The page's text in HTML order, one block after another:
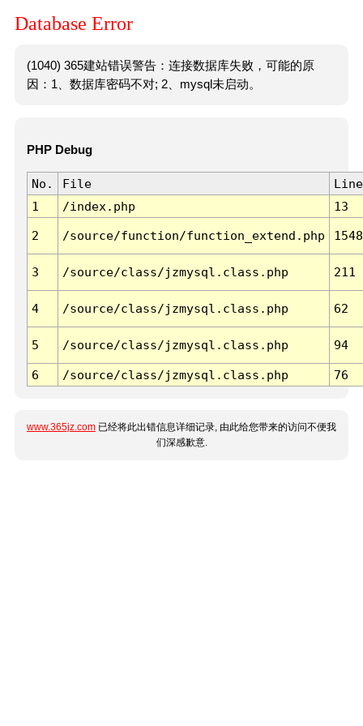
Database Error
(1040) 365建站错误警告：连接数据库失败，可能的原
因：1、数据库密码不对; 2、mysql未启动。
PHP Debug
No. File
Line
1
/index.php 13
2 /source/function/function_extend.php 1548
3 /source/class/jzmysql.class.php 211
4 /source/class/jzmysql.class.php 62
5 /source/class/jzmysql.class.php 94
6 /source/class/jzmysql.class.php 76
www.365jz.com 已经将此出错信息详细记录, 由此给您带来的访问不便我
们深感歉意.